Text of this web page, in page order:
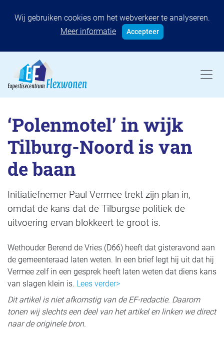
Wij gebruiken cookies om het webverkeer te analyseren.
Meer informatie
Accepteer
‘Polenmotel’ in wijk
Tilburg-Noord is van
de baan
Initiatiefnemer Paul Vermee trekt zijn plan in,
omdat de kans dat de Tilburgse politiek de
uitvoering ervan blokkeert te groot is.
Wethouder Berend de Vries (D66) heeft dat gisteravond aan
de gemeenteraad laten weten. In een brief legt hij uit dat hij
Vermee zelf in een gesprek heeft laten weten dat diens kans
van slagen klein is. Lees verder>
Dit artikel is niet afkomstig van de EF-redactie. Daarom
tonen wij slechts een deel van het artikel en linken we direct
naar de originele bron.